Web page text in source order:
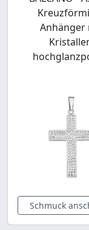
Anhänger
Schmuck